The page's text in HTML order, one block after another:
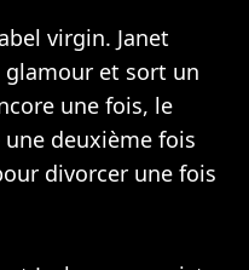
virgin. Janet
glamour et sort un
une fois, le
deuxième fois
divorcer une fois